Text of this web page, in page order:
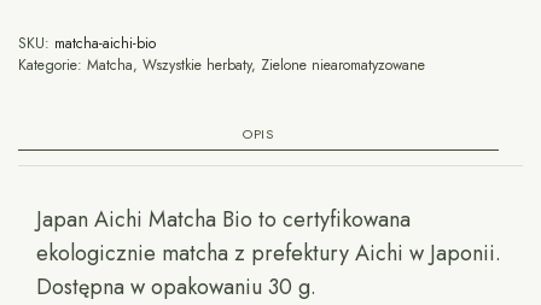
SKU: matcha-aichi-bio
Kategorie: Matcha, Wszystkie herbaty, Zielone niearomatyzowane
OPIS
Japan Aichi Matcha Bio to certyfikowana
ekologicznie matcha z prefektury Aichi w Japonii.
Dostępna w opakowaniu 30 g.